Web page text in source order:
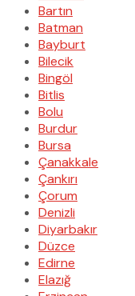
Bartın
Batman
Bayburt
Bilecik
Bingöl
Bitlis
Bolu
Burdur
Bursa
Çanakkale
Çankırı
Çorum
Denizli
Diyarbakır
Düzce
Edirne
Elazığ